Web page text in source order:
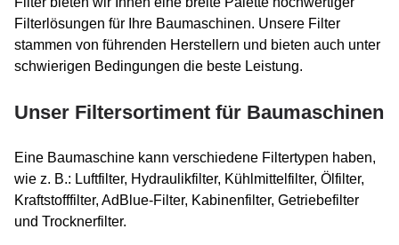
Filterlösungen für Ihre Baumaschinen. Unsere Filter
stammen von führenden Herstellern und bieten auch unter
schwierigen Bedingungen die beste Leistung.
Unser Filtersortiment für Baumaschinen
Eine Baumaschine kann verschiedene Filtertypen haben,
wie z. B.: Luftfilter, Hydraulikfilter, Kühlmittelfilter, Ölfilter,
Kraftstofffilter, AdBlue-Filter, Kabinenfilter, Getriebefilter
und Trocknerfilter.